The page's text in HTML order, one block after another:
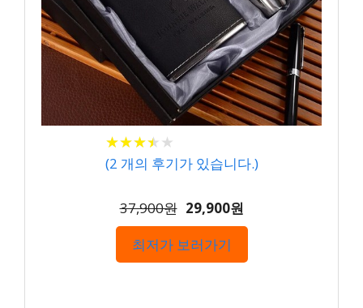
★★★★ ★
★★★★ ★
(2 개의 후기가 있습니다.)
37,900원 29,900원
최저가 보러가기